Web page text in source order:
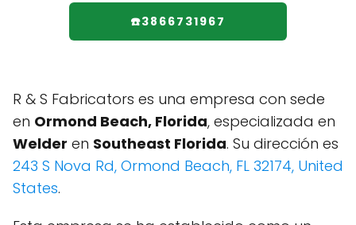
☎️3866731967
R & S Fabricators es una empresa con sede
en Ormond Beach, Florida, especializada en
Welder en Southeast Florida. Su dirección es
243 S Nova Rd, Ormond Beach, FL 32174, United
States.